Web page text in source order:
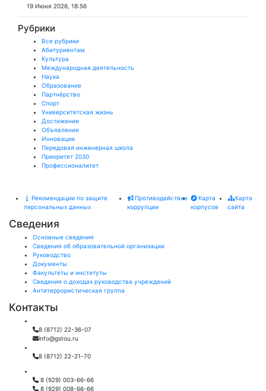
19 Июня 2026, 18:56
Рубрики
Все рубрики
Абитуриентам
Культура
Международная деятельность
Наука
Образование
Партнёрство
Спорт
Университетская жизнь
Достижения
Объявления
Инновации
Передовая инженерная школа
Приоритет 2030
Профессионалитет
Рекомендации по защите
персональных данных
Противодействие
коррупции
Карта
корпусов
Карта
сайта
Сведения
Основные сведения
Сведения об образовательной организации
Руководство
Документы
Факультеты и институты
Сведения о доходах руководства учреждений
Антитеррористическая группа
Контакты
8 (8712) 22-36-07
info@gstou.ru
8 (8712) 22-21-70
8 (929) 003-66-66
8 (929) 008-66-66